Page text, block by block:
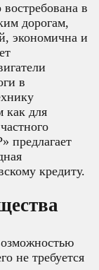
в
дорогам,
экономична и
в
как для
предлагает
кредиту.
не требуется